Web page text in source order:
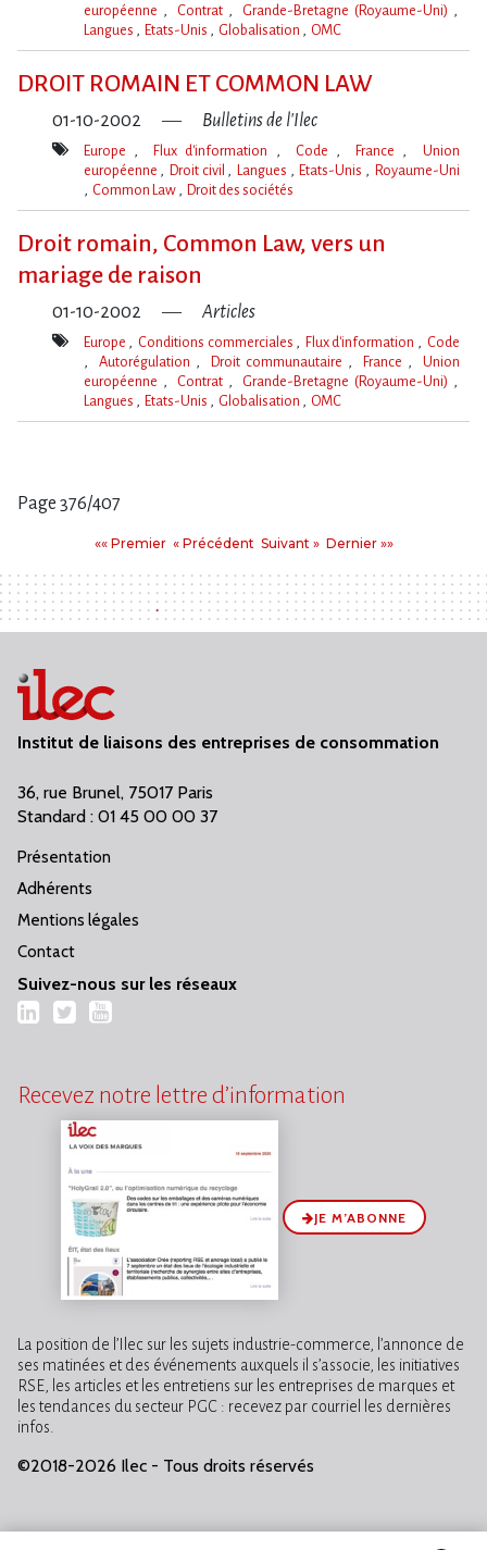
Mot(s)-
européenne
Contrat
Grande-Bretagne (Royaume-Uni)
Langues
Etats-Unis Globalisation OMC
DROIT ROMAIN ET COMMON LAW
01-10-2002 Bulletins de l'Ilec
Mot(s)-
Europe Flux d'information Code France
Union
européenne
Droit civil Langues Etats-Unis
Royaume-Uni
Common Law
Droit des sociétés
Droit romain, Common Law, vers un
mariage de raison
01-10-2002 Articles
Mot(s)-
Europe Conditions commerciales Flux d'information
Code
Autorégulation
Droit communautaire France
Union
européenne
Contrat
Grande-Bretagne (Royaume-Uni)
Langues
Etats-Unis Globalisation OMC
Page 376/407
«« PremierPremier
« PrécédentPrécédent
Suivant
Suivant » Dernier
Dernier »»
Institut de liaisons des entreprises de consommation
36, rue Brunel, 75017 Paris
Standard : 01 45 00 00 37
Présentation
Adhérents
Mentions légales
Contact
Suivez-nous sur les réseaux
LinkedIn
TwitterYouTube
Recevez notre lettre d’information
JE M’ABONNE
La position de l’Ilec sur les sujets industrie-commerce, l’annonce de
ses matinées et des événements auxquels il s’associe, les initiatives
RSE, les articles et les entretiens sur les entreprises de marques et
les tendances du secteur PGC : recevez par courriel les dernières
infos.
©2018-2026 Ilec - Tous droits réservés